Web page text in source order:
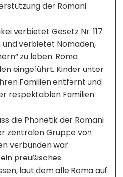
der Romani
verbietet Gesetz Nr. 117
und verbietet Nomaden,
zu leben. Roma
eingeführt. Kinder unter
Familien entfernt und
respektablen Familien
die Phonetik der Romani
zentralen Gruppe von
verbunden war.
preußisches
laut dem alle Roma auf